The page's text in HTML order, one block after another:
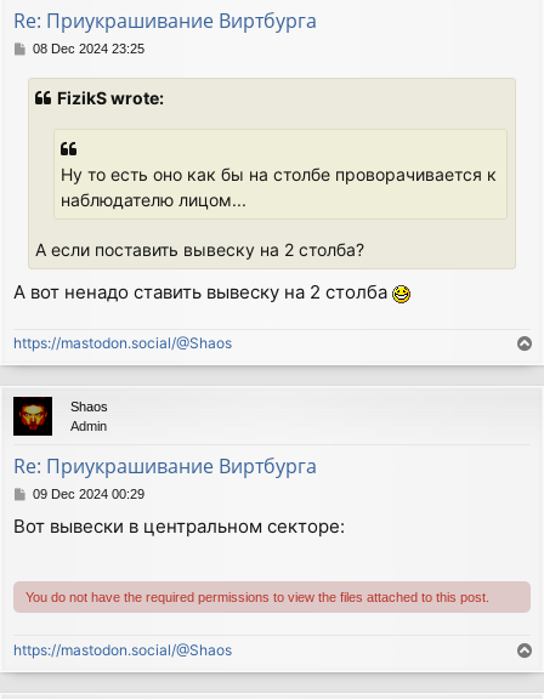
Re: Приукрашивание Виртбурга
P08 Dec 2024 23:25
FizikS wrote:
Ну то есть оно как бы на столбе проворачивается к
наблюдателю лицом...
А если поставить вывеску на 2 столба?
А вот ненадо ставить вывеску на 2 столба
https://mastodon.social/@Shaos
o
p
Shaos
Admin
Re: Приукрашивание Виртбурга
P
s
09 Dec 2024 00:29
Вот вывески в центральном секторе:
You do not have the required permissions to view the files attached to this post.
https://mastodon.social/@Shaos
o
p